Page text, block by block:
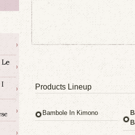
Products Lineup
Bambole In Kimono